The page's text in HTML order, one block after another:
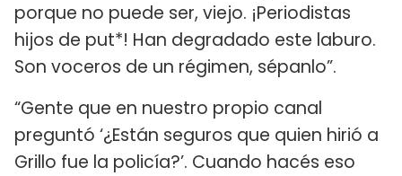
porque no puede ser, viejo. ¡Periodistas
hijos de put*! Han degradado este laburo.
Son voceros de un régimen, sépanlo”.
“Gente que en nuestro propio canal
preguntó ‘¿Están seguros que quien hirió a
Grillo fue la policía?’. Cuando hacés eso